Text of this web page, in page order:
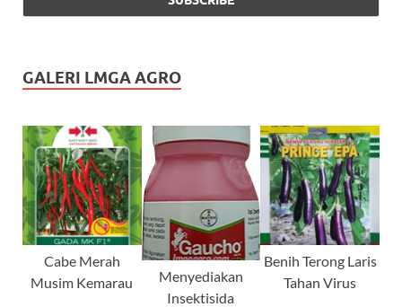
GALERI LMGA AGRO
Cabe Merah
Musim Kemarau
Menyediakan
Insektisida
Benih Terong Laris
Tahan Virus